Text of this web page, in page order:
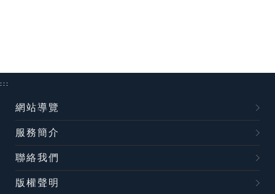
:::
網站導覽
服務簡介
聯絡我們
版權聲明